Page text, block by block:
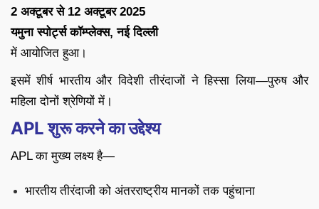
2 अक्टूबर से 12 अक्टूबर 2025
यमुना स्पोर्ट्स कॉम्प्लेक्स, नई दिल्ली
में आयोजित हुआ।
इसमें शीर्ष भारतीय और विदेशी तीरंदाजों ने हिस्सा लिया—पुरुष और
महिला दोनों श्रेणियों में।
APL शुरू करने का उद्देश्य
APL का मुख्य लक्ष्य है—
भारतीय तीरंदाजी को अंतरराष्ट्रीय मानकों तक पहुंचाना